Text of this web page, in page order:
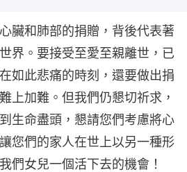
臟和肺部的捐贈，背後代表著
界。要接受至愛至親離世，已
如此悲痛的時刻，還要做出捐
上加難。但我們仍懇切祈求，
生命盡頭，懇請您們考慮將心
您們的家人在世上以另一種形
們女兒一個活下去的機會！